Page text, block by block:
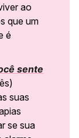
ao
que um
é
sente
suas
se sua